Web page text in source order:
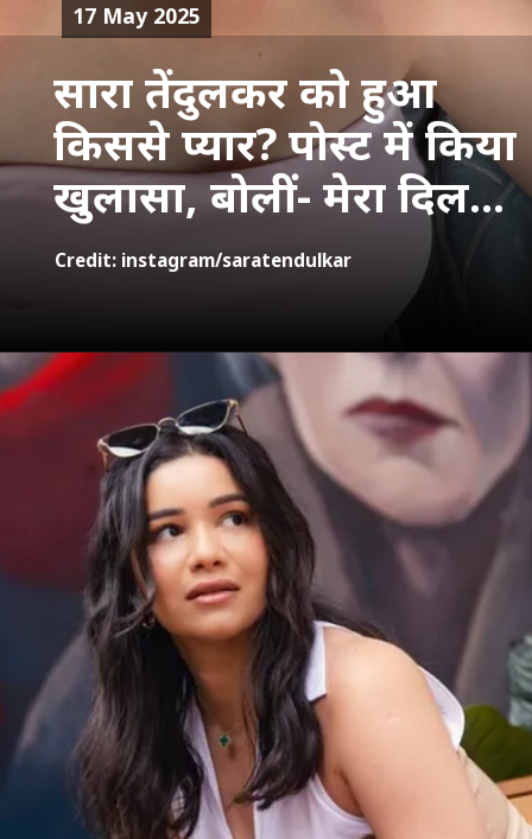
सारा तेंदुलकर को हुआ
किससे प्यार? पोस्ट में क‍िया
खुलासा, बोलीं- मेरा द‍िल...
17 May 2025
Credit: instagram/saratendulkar